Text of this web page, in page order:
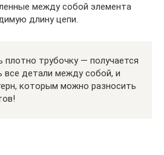
между собой элемента
длину цепи.
плотно трубочку — получается
все детали между собой, и
которым можно разносить